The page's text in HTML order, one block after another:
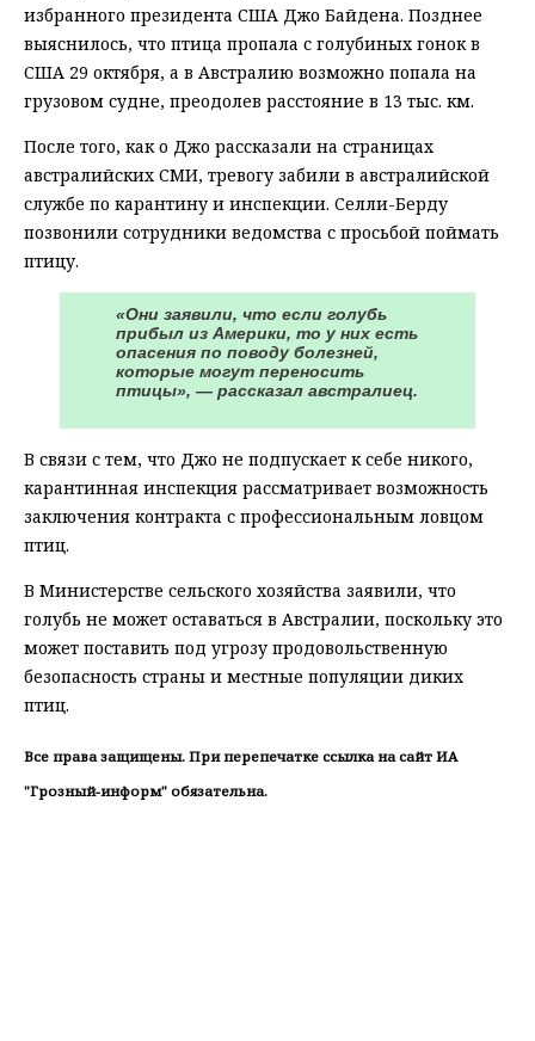
избранного президента США Джо Байдена. Позднее
выяснилось, что птица пропала с голубиных гонок в
США 29 октября, а в Австралию возможно попала на
грузовом судне, преодолев расстояние в 13 тыс. км.
После того, как о Джо рассказали на страницах
австралийских СМИ, тревогу забили в австралийской
службе по карантину и инспекции. Селли-Берду
позвонили сотрудники ведомства с просьбой поймать
птицу.
«Они заявили, что если голубь
прибыл из Америки, то у них есть
опасения по поводу болезней,
которые могут переносить
птицы», — рассказал австралиец.
В связи с тем, что Джо не подпускает к себе никого,
карантинная инспекция рассматривает возможность
заключения контракта с профессиональным ловцом
птиц.
В Министерстве сельского хозяйства заявили, что
голубь не может оставаться в Австралии, поскольку это
может поставить под угрозу продовольственную
безопасность страны и местные популяции диких
птиц.
Все права защищены. При перепечатке ссылка на сайт ИА
"Грозный-информ" обязательна.